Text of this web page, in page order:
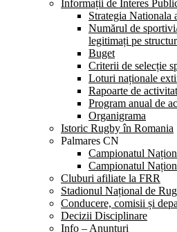
Informații de Interes
Strategia Nationala
Numărul de
legitimați pe
Buget
Criterii de selecție
Loturi naționale
Rapoarte de
Program anual de
Organigrama
Istoric Rugby în Romania
Palmares CN
Campionatul
Campionatul
Cluburi afiliate la FRR
Stadionul Național de
Conducere, comisii și
Decizii Disciplinare
Info – Anunțuri